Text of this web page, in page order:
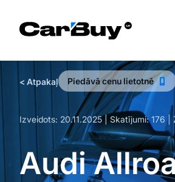
< Atpakaļ Piedāvā cenu lietotnē
Izveidots: 20.11.2025| Skatījumi:176 |
Audi